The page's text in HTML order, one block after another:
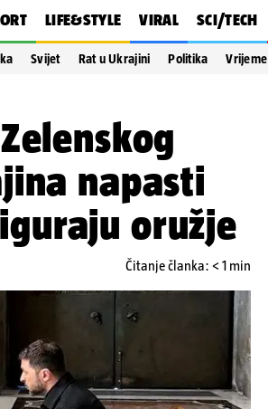
LIFE&STYLE VIRAL SCI/TECH
Svijet Rat u Ukrajini Politika Vrijeme
napasti
oružje
Čitanje članka: < 1 min